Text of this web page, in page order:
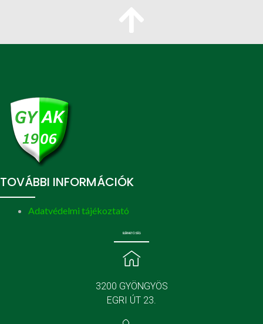
TOVÁBBI INFORMÁCIÓK
Adatvédelmi tájékoztató
ELÉRHETŐSÉG
3200 GYÖNGYÖS
EGRI ÚT 23.